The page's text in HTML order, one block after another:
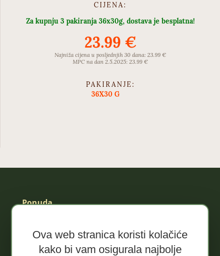
Ova web stranica koristi kolačiće
kako bi vam osigurala najbolje
CIJENA:
Za kupnju 3 pakiranja 36x30g, dostava je besplatna!
23.99 €
Najniža cijena u posljednjih 30 dana: 23.99 €
MPC na dan 2.5.2025: 23.99 €
PAKIRANJE:
36X30 G
Ponuda
Džemovi ekološki
Džemovi ekstra konvencionalni